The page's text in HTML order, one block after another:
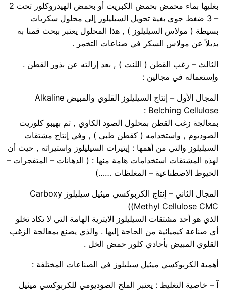
بغليها بماء محمض بحمض الكبريت أو بحمض الهيدروكلور تحت 2
– 3 ضغط جوي بغية تحويل السيليلوز إلى محلول سكريات
بسيطة ( مولاس السيليلوز ) , هذا المحلول يعتبر ببحث قمنا به
بديلاً عن مولاس السكر في صناعات التخمر .
الثالث – زغب القطن ( اللنت ) , بعد إزالته عن بذور القطن .
وإستعماله في مجالين :
المجال الأول – إنتاج السيليلوز القلوي والمبيض Alkaline
Belching Cellulose :
بمعالجة زغب القطن بمحلول الصود الكاوي , ثم بهيبو كلوريت
الصوديوم , واستخدامه ( كقطن طبي ) , وفي إنتاج مشتقات
السيليلوز والتي من أهمها : إيتيرات السيليلوز واستيراته , حيث أن
لهذه المشتقات استخدامات هامة منها : ( الدهانات – المتفجرات –
الخيوط الاصطناعية – المغلظات ……)
المجال الثاني – إنتاج الكربوكسي ميثيل سيليلوز Carboxy
Methyl Cellulose CMC))
الذي هو أحد مشتقات السيليلوز الايترية الهامة التي لا تكاد تخلو
أي صناعة كيميائية من الحاجة إليها . والذي يصنع بمعالجة الزغب
القلوي المبيض بأحادي كلور حمض الخل .
أهمية الكربوكسي ميثيل سيليلوز في الصناعات المختلفة :
آ – خاصية التغليظ : يعتبر الملح الصوديومي للكربوكسي ميثيل